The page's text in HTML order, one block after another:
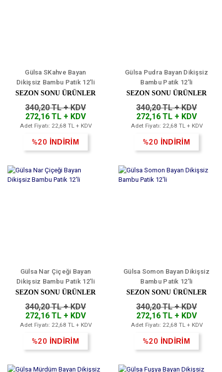
Gülsa SKahve Bayan
Dikişsiz Bambu Patik 12'li
SEZON SONU ÜRÜNLER
340,20 TL + KDV
272,16 TL + KDV
Adet Fiyatı: 22,68 TL + KDV
%20 İNDİRİM
Gülsa Pudra Bayan Dikişsiz
Bambu Patik 12'li
SEZON SONU ÜRÜNLER
340,20 TL + KDV
272,16 TL + KDV
Adet Fiyatı: 22,68 TL + KDV
%20 İNDİRİM
Gülsa Nar Çiçeği Bayan
Dikişsiz Bambu Patik 12'li
SEZON SONU ÜRÜNLER
340,20 TL + KDV
272,16 TL + KDV
Adet Fiyatı: 22,68 TL + KDV
%20 İNDİRİM
Gülsa Somon Bayan Dikişsiz
Bambu Patik 12'li
SEZON SONU ÜRÜNLER
340,20 TL + KDV
272,16 TL + KDV
Adet Fiyatı: 22,68 TL + KDV
%20 İNDİRİM